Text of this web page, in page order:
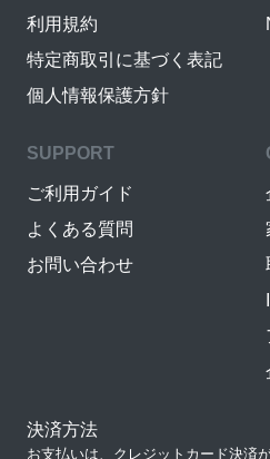
利用規約
特定商取引に基づく表記
個人情報保護方針
SUPPORT
ご利用ガイド
よくある質問
お問い合わせ
決済方法
お支払いは、クレジットカード決済